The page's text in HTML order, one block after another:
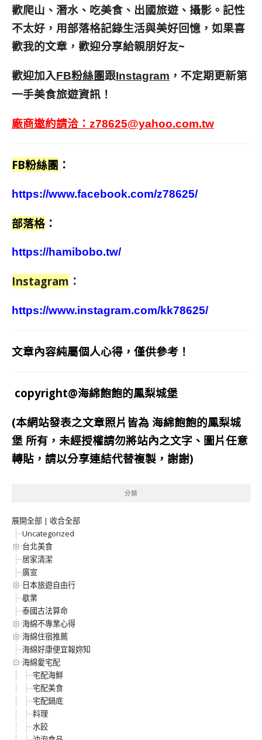
歡爬山、潛水、吃美食、出國旅遊、攝影。 記性
不太好，用部落格記錄生活與美好回憶， 如果喜
歡我的文章，歡迎分享給親朋好友~
歡迎加入FB粉絲團跟Instagram ，不定期更新第
一手美食旅遊資訊！
廠商邀約請洽： z78625@yahoo.com.tw
FB粉絲團 ：
https://www.facebook.com/z78625/
部落格 ：
https://hamibobo.tw/
Instagram ：
https://www.instagram.com/kk78625/
文章內容純屬個人心得，僅供參考！
copyright@海綿飽飽的鳳梨城堡
(本網站發表之文章照片皆為 海綿飽飽的鳳梨城
堡 所有，未經授權請勿將站內之文字、圖片任意
轉貼，請以分享連結代替複製，謝謝)
分類
展開全部 | 收合全部
Uncategorized
台北美食
居家清潔
廣宣
日本旅遊自由行
歇業
泰國古法算命
海綿不專業心得
海綿住宿推薦
海綿好康便宜報妳知
海綿愛宅配
宅配海鮮
宅配美食
宅配鍋底
料理
水餃